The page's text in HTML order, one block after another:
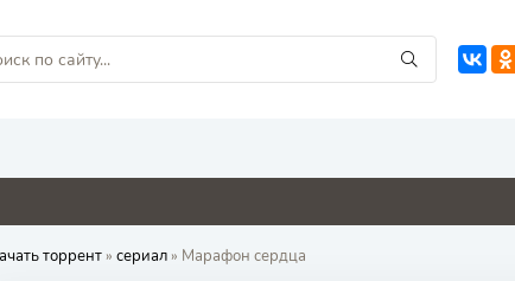
0 4.6 0 0
торрент» сериал» Марафон сердца